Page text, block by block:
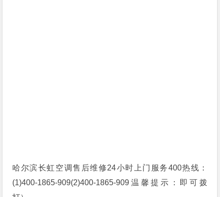
哈尔滨长虹空调售后维修24小时上门服务400热线：
(1)400-1865-909(2)400-1865-909温馨提示：即可拨